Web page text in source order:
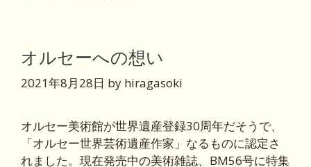
オルセーへの想い
2021年8月28日 by hiragasoki
オルセー美術館が世界遺産登録30周年だそうで、
「オルセー世界芸術遺産作家」なるものに認定さ
れました。現在発売中の美術雑誌、BM56号に特集